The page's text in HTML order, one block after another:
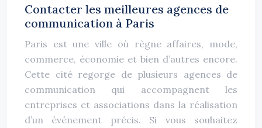
Contacter les meilleures agences de
communication à Paris
Paris est une ville où règne affaires, mode,
commerce, économie et bien d’autres encore.
Cette cité regorge de plusieurs agences de
communication qui accompagnent les
entreprises et associations dans la réalisation
d’un événement précis. Si vous souhaitez